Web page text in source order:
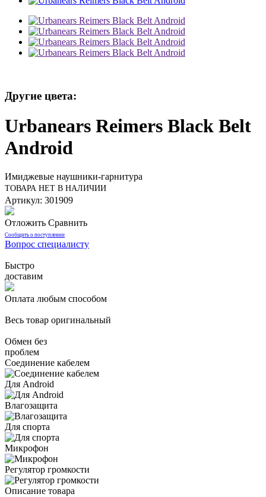
Другие цвета:
Urbanears Reimers Black Belt
Android
Имиджевые наушники-гарнитура
ТОВАРА НЕТ В НАЛИЧИИ
Артикул: 301909
Отложить Сравнить
Сообщить о поступлении
Вопрос специалисту
Быстро
доставим
Оплата любым способом
Весь товар оригинальный
Обмен без
проблем
Соединение кабелем
Для Android
Влагозащита
Для спорта
Микрофон
Регулятор громкости
Описание товара